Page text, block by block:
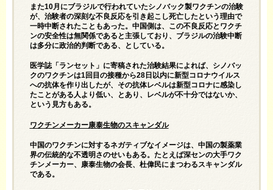
また10月にブラジルで行われていたシノバック製ワクチンの治験
が、治験者の深刻な不良反応を引き起こし死亡したという理由で
一時中断されたこともあった。中国側は、この不良反応とワクチ
ンの安全性は無関係であると主張しており、ブラジルの治験中断
は多分に政治的判断である、としている。
医学誌「ランセット」に寄稿された治験結果によれば、シノバッ
クのワクチンは1回目の接種から28日以内に新型コロナウイルス
への抗体を作り出したが、その抗体レベルは新型コロナに感染し
たことがある人より低い、とあり、レベルが不十分ではないか、
という見方もある。
ワクチンメーカー康泰生物のスキャンダル
中国のワクチンに対するネガティブなイメージは、中国の製薬業
界の伝統的な不透明さのせいもある。たとえば深センの大手ワク
チンメーカー、康泰生物の会長、杜偉民にまつわるスキャンダル
である。